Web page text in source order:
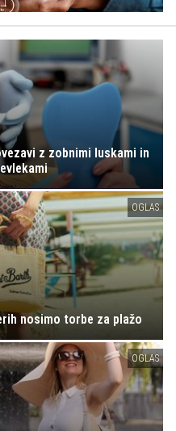
z zobnimi luskami in
OGLAS
nosimo torbe za plažo
OGLAS